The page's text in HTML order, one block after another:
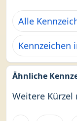
Alle
Kennzeichen
Ähnliche
Weitere Kürzel